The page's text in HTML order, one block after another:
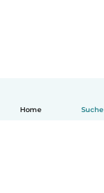
Home Suche